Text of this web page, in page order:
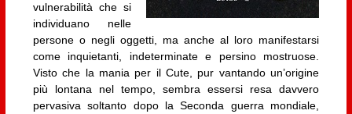
vulnerabilità che si
individuano nelle
persone o negli oggetti, ma anche al loro manifestarsi
come inquietanti, indeterminate e persino mostruose.
Visto che la mania per il Cute, pur vantando un’origine
più lontana nel tempo, sembra essersi resa davvero
pervasiva soltanto dopo la Seconda guerra mondiale,